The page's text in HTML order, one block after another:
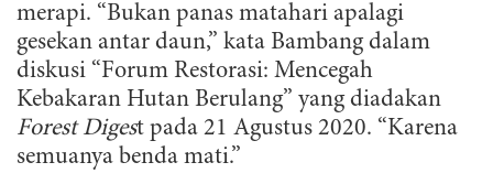
merapi. “Bukan panas matahari apalagi
gesekan antar daun,” kata Bambang dalam
diskusi “Forum Restorasi: Mencegah
Kebakaran Hutan Berulang” yang diadakan
Forest Digest pada 21 Agustus 2020. “Karena
semuanya benda mati.”